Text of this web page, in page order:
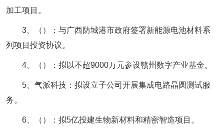
加工项目。
3、（）：与广西防城港市政府签署新能源电池材料系
列项目投资协议。
4、（）：拟以不超9000万元参设赣州数字产业基金。
5、气派科技：拟设立子公司开展集成电路晶圆测试服
务。
6、（）：拟5亿投建生物新材料和精密智造项目。